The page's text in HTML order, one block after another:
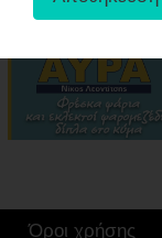
Όροι χρήσης